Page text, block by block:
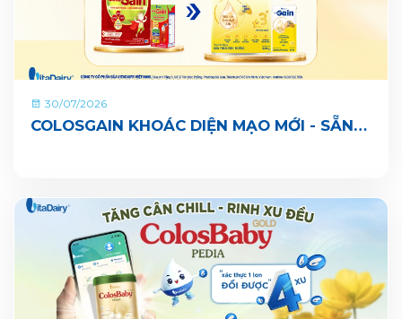
30/07/2026
COLOSGAIN KHOÁC DIỆN MẠO MỚI - SẴN